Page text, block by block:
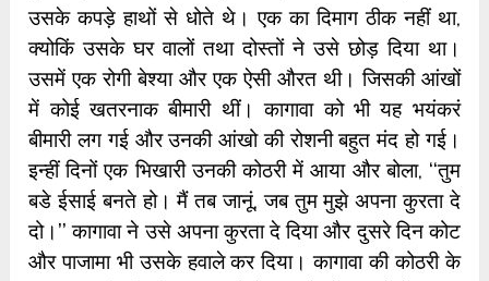
उसके कपड़े हाथों से धोते थे। एक का दिमाग ठीक नहीं था,
क्योकिं उसके घर वालों तथा दोस्तों ने उसे छोड़ दिया था।
उसमें एक रोगी बेश्या और एक ऐसी औरत थी। जिसकी आंखों
में कोई खतरनाक बीमारी थीं। कागावा को भी यह भयंकरं
बीमारी लग गई और उनकी आंखो की रोशनी बहुत मंद हो गई।
इन्हीं दिनों एक भिखारी उनकी कोठरी में आया और बोला, ‘‘तुम
बडे ईसाई बनते हो। मैं तब जानूं, जब तुम मुझे अपना कुरता दे
दो।’’ कागावा ने उसे अपना कुरता दे दिया और दुसरे दिन कोट
और पाजामा भी उसके हवाले कर दिया। कागावा की कोठरी के